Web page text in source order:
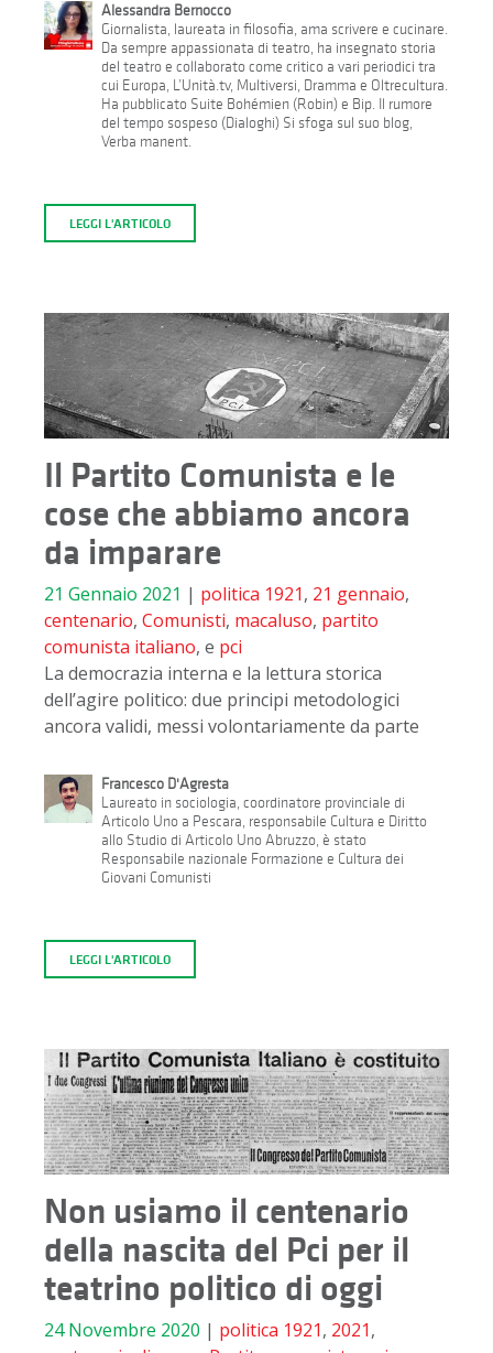
Alessandra Bernocco
Giornalista, laureata in filosofia, ama scrivere e cucinare.
Da sempre appassionata di teatro, ha insegnato storia
del teatro e collaborato come critico a vari periodici tra
cui Europa, L’Unità.tv, Multiversi, Dramma e Oltrecultura.
Ha pubblicato Suite Bohémien (Robin) e Bip. Il rumore
del tempo sospeso (Dialoghi) Si sfoga sul suo blog,
Verba manent.
LEGGI L'ARTICOLO
Il Partito Comunista e le
cose che abbiamo ancora
da imparare
21 Gennaio 2021 | politica 1921, 21 gennaio,
centenario, Comunisti, macaluso, partito
comunista italiano, e pci
La democrazia interna e la lettura storica
dell’agire politico: due principi metodologici
ancora validi, messi volontariamente da parte
Francesco D'Agresta
Laureato in sociologia, coordinatore provinciale di
Articolo Uno a Pescara, responsabile Cultura e Diritto
allo Studio di Articolo Uno Abruzzo, è stato
Responsabile nazionale Formazione e Cultura dei
Giovani Comunisti
LEGGI L'ARTICOLO
Non usiamo il centenario
della nascita del Pci per il
teatrino politico di oggi
24 Novembre 2020 | politica 1921, 2021,